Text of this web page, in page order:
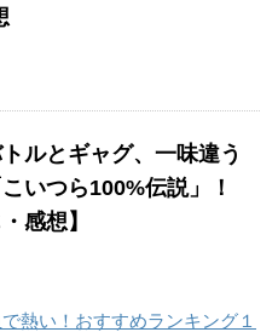
ルとギャグ、一味違う
いつら100%伝説」！
感想】
熱い！おすすめランキング１